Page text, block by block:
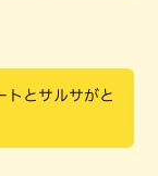
トとサルサがと